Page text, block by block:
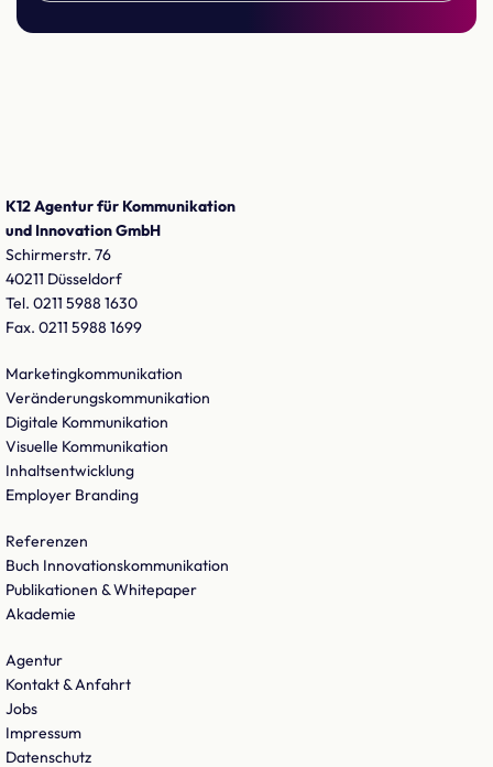
K12 Agentur für Kommunikation
und Innovation GmbH
Schirmerstr. 76
40211 Düsseldorf
Tel. 0211 5988 1630
Fax. 0211 5988 1699
Marketingkommunikation
Veränderungskommunikation
Digitale Kommunikation
Visuelle Kommunikation
Inhaltsentwicklung
Employer Branding
Referenzen
Buch Innovationskommunikation
Publikationen & Whitepaper
Akademie
Agentur
Kontakt & Anfahrt
Jobs
Impressum
Datenschutz